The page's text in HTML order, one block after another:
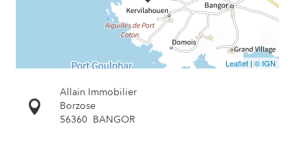
Leaflet | © IGN
Allain Immobilier
Borzose
56360 BANGOR